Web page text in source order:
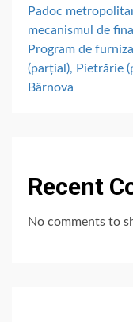
Padoc
mecanismul de
Program de
(parțial), Pietrărie
Bârnova
Recent
No comments to